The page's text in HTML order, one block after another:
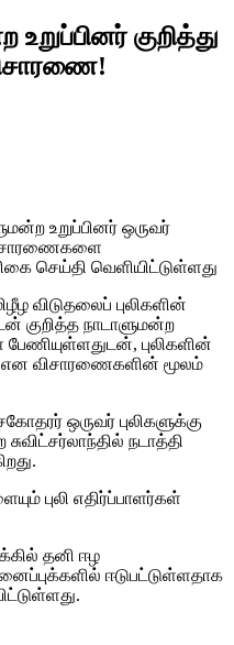
குறித்து
உறுப்பினர் ஒருவர்
செய்தி வெளியிட்டுள்ளது
விடுதலைப் புலிகளின்
குறித்த நாடாளுமன்ற
புலிகளின்
என விசாரணைகளின் மூலம்
ஒருவர் புலிகளுக்கு
நடாத்தி
புலி எதிர்ப்பாளர்கள்
தனி ஈழ
ஈடுபட்டுள்ளதாக